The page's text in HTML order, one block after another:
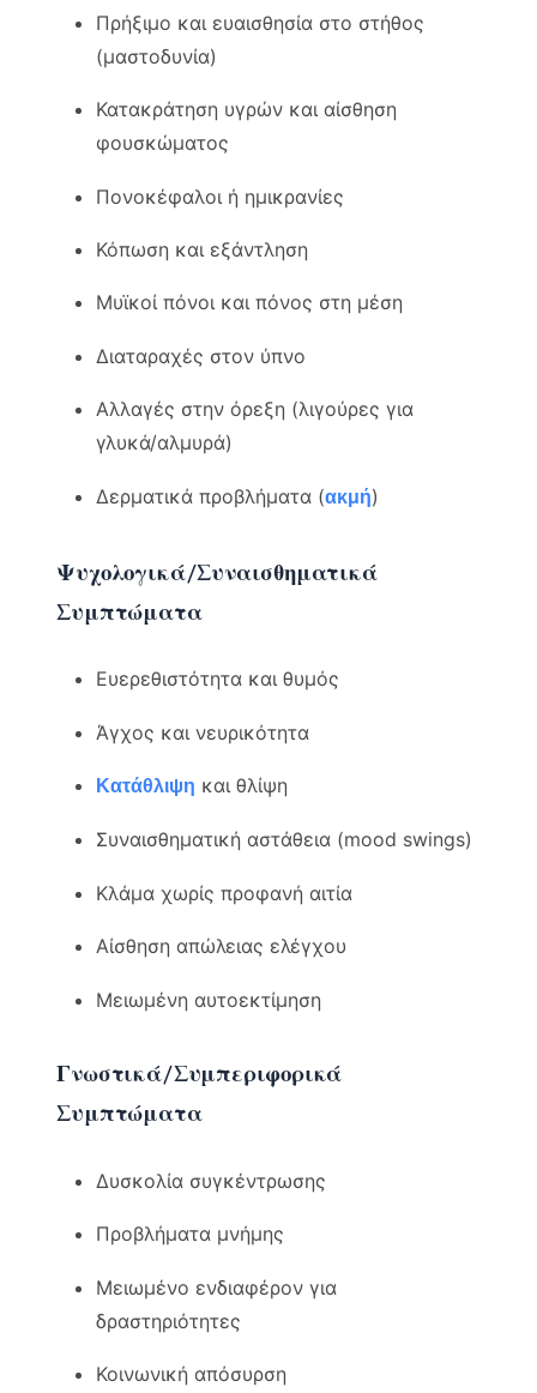
Πρήξιμο και ευαισθησία στο στήθος
(μαστοδυνία)
Κατακράτηση υγρών και αίσθηση
φουσκώματος
Πονοκέφαλοι ή ημικρανίες
Κόπωση και εξάντληση
Μυϊκοί πόνοι και πόνος στη μέση
Διαταραχές στον ύπνο
Αλλαγές στην όρεξη (λιγούρες για
γλυκά/αλμυρά)
Δερματικά προβλήματα (ακμή)
Ψυχολογικά/Συναισθηματικά
Συμπτώματα
Ευερεθιστότητα και θυμός
Άγχος και νευρικότητα
Κατάθλιψη και θλίψη
Συναισθηματική αστάθεια (mood swings)
Κλάμα χωρίς προφανή αιτία
Αίσθηση απώλειας ελέγχου
Μειωμένη αυτοεκτίμηση
Γνωστικά/Συμπεριφορικά
Συμπτώματα
Δυσκολία συγκέντρωσης
Προβλήματα μνήμης
Μειωμένο ενδιαφέρον για
δραστηριότητες
Κοινωνική απόσυρση